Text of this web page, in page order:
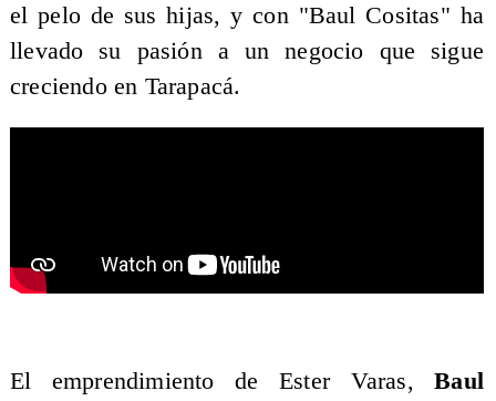
el pelo de sus hijas, y con "Baul Cositas" ha
llevado su pasión a un negocio que sigue
creciendo en Tarapacá.
El emprendimiento de Ester Varas,Baul